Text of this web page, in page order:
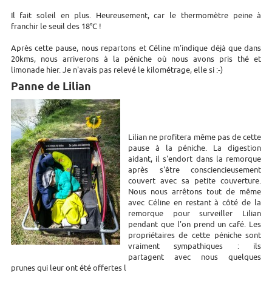
Il fait soleil en plus. Heureusement, car le thermomètre peine à
franchir le seuil des 18°C !
Après cette pause, nous repartons et Céline m'indique déjà que dans
20kms, nous arriverons à la péniche où nous avons pris thé et
limonade hier. Je n'avais pas relevé le kilométrage, elle si :-)
Panne de Lilian
Lilian ne profitera même pas de cette
pause à la péniche. La digestion
aidant, il s'endort dans la remorque
après s'être consciencieusement
couvert avec sa petite couverture.
Nous nous arrêtons tout de même
avec Céline en restant à côté de la
remorque pour surveiller Lilian
pendant que l'on prend un café. Les
propriétaires de cette péniche sont
vraiment sympathiques : ils
partagent avec nous quelques
prunes qui leur ont été offertes l